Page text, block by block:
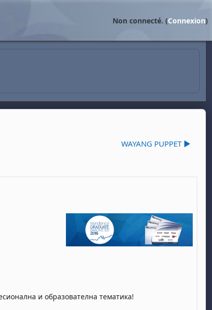
Non connecté. (Connexion)
WAYANG PUPPET ▶︎
и образователна тематика!